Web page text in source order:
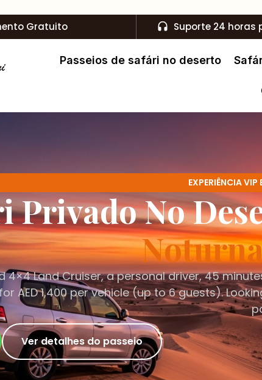
Gratuito Suporte 24 horas
Passeios de safári no deserto
EXPERIÊNCIA
Privado No
4×4 Land Cruiser, a personal driver, 45
AED 1,400 per vehicle (up to 6 guests).
Ver detalhes do passeio